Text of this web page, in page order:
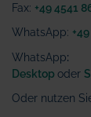
Fax: +49 4541
WhatsApp:
WhatsApp:
Desktop oder
Oder nutzen